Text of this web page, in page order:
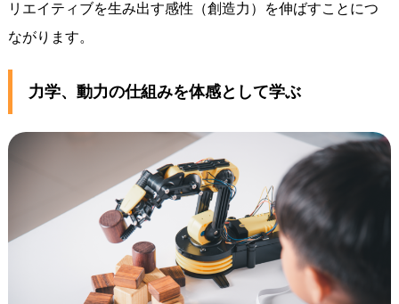
リエイティブを生み出す感性（創造力）を伸ばすことにつ
ながります。
力学、動力の仕組みを体感として学ぶ